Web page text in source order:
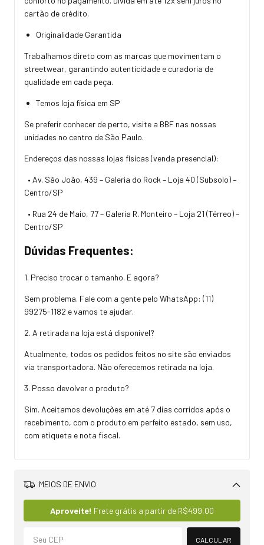
cartão de crédito.
Originalidade Garantida
Trabalhamos direto com as marcas que movimentam o
streetwear, garantindo autenticidade e curadoria de
qualidade em cada peça.
Temos loja física em SP
Se preferir conhecer de perto, visite a BBF nas nossas
unidades no centro de São Paulo.
Endereços das nossas lojas físicas (venda presencial):
• Av. São João, 439 – Galeria do Rock – Loja 40 (Subsolo) –
Centro/SP
• Rua 24 de Maio, 77 – Galeria R. Monteiro – Loja 21 (Térreo) –
Centro/SP
Dúvidas Frequentes:
1. Preciso trocar o tamanho. E agora?
Sem problema. Fale com a gente pelo WhatsApp: (11)
99275-1182 e vamos te ajudar.
2. A retirada na loja está disponível?
Atualmente, todos os pedidos feitos no site são enviados
via transportadora. Não oferecemos retirada na loja.
3. Posso devolver o produto?
Sim. Aceitamos devoluções em até 7 dias corridos após o
recebimento, com o produto em perfeito estado, sem uso,
com etiqueta e nota fiscal.
MEIOS DE ENVIO
Aproveite! Frete grátis a partir de R$499,00
CALCULAR